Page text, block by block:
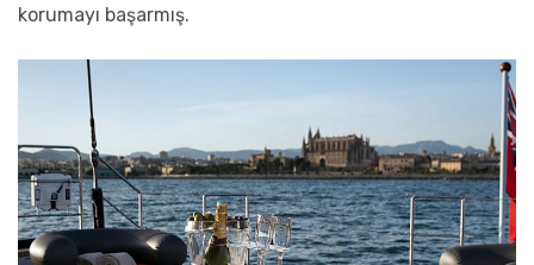
korumayı başarmış.